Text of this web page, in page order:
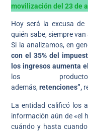
movilización del 23 de
Hoy será la excusa
quién sabe, siempre
Si la analizamos, en
con el 35% del
los ingresos aumenta
los
además,retenciones”,
La entidad calificó los
información aún de «el
cuándo y hasta